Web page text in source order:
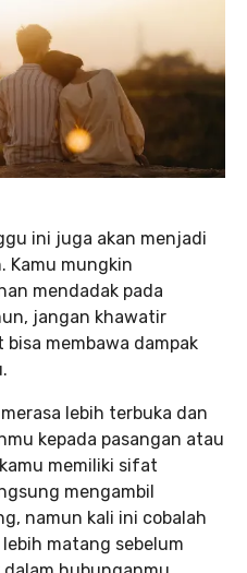
ini juga akan menjadi
Kamu mungkin
mendadak pada
jangan khawatir
membawa dampak
lebih terbuka dan
kepada pasangan atau
memiliki sifat
mengambil
namun kali ini cobalah
matang sebelum